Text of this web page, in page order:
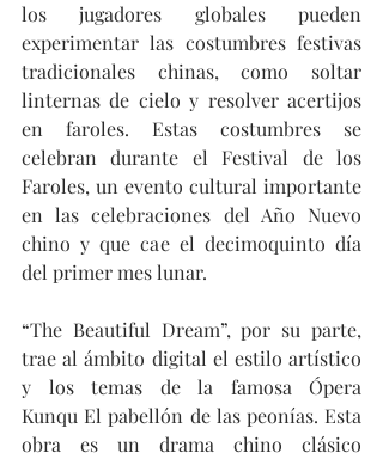
los jugadores globales pueden
experimentar las costumbres festivas
tradicionales chinas, como soltar
linternas de cielo y resolver acertijos
en faroles. Estas costumbres se
celebran durante el Festival de los
Faroles, un evento cultural importante
en las celebraciones del Año Nuevo
chino y que cae el decimoquinto día
del primer mes lunar.
“The Beautiful Dream”, por su parte,
trae al ámbito digital el estilo artístico
y los temas de la famosa Ópera
Kunqu El pabellón de las peonías. Esta
obra es un drama chino clásico